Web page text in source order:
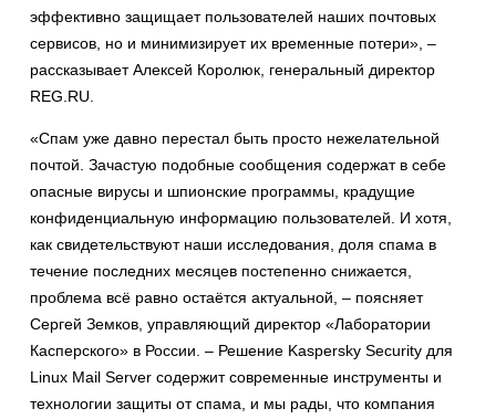
эффективно защищает пользователей наших почтовых
сервисов, но и минимизирует их временные потери», –
рассказывает Алексей Королюк, генеральный директор
REG.RU.
«Спам уже давно перестал быть просто нежелательной
почтой. Зачастую подобные сообщения содержат в себе
опасные вирусы и шпионские программы, крадущие
конфиденциальную информацию пользователей. И хотя,
как свидетельствуют наши исследования, доля спама в
течение последних месяцев постепенно снижается,
проблема всё равно остаётся актуальной, – поясняет
Сергей Земков, управляющий директор «Лаборатории
Касперского» в России. – Решение Kaspersky Security для
Linux Mail Server содержит современные инструменты и
технологии защиты от спама, и мы рады, что компания